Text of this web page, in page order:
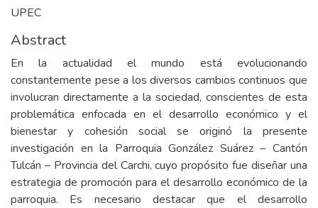
UPEC
Abstract
En la actualidad el mundo está evolucionando
constantemente pese a los diversos cambios continuos que
involucran directamente a la sociedad, conscientes de esta
problemática enfocada en el desarrollo económico y el
bienestar y cohesión social se originó la presente
investigación en la Parroquia González Suárez – Cantón
Tulcán – Provincia del Carchi, cuyo propósito fue diseñar una
estrategia de promoción para el desarrollo económico de la
parroquia. Es necesario destacar que el desarrollo